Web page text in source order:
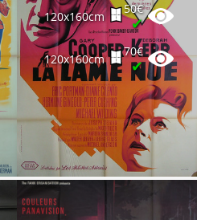
120x160cm
50€
✔
120x160cm
70€
✔